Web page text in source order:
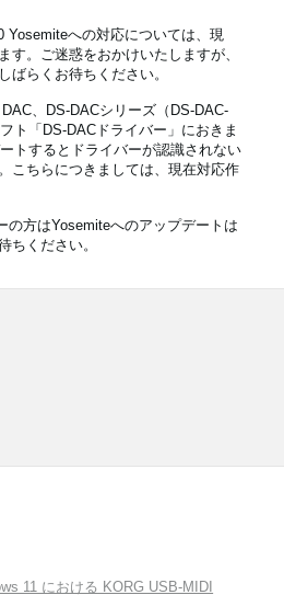
Yosemiteへの対応については、現
す。ご迷惑をおかけいたしますが、
ばらくお待ちください。
、DS-DACシリーズ（DS-DAC-
ト「DS-DACドライバー」におきま
トするとドライバーが認識されない
こちらにつきましては、現在対応作
の方はYosemiteへのアップデートは
ちください。
11 における KORG USB-MIDI